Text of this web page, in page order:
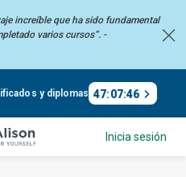
increíble que ha sido fundamental
varios cursos”. -
y diplomas 47:07:45
Inicia sesión